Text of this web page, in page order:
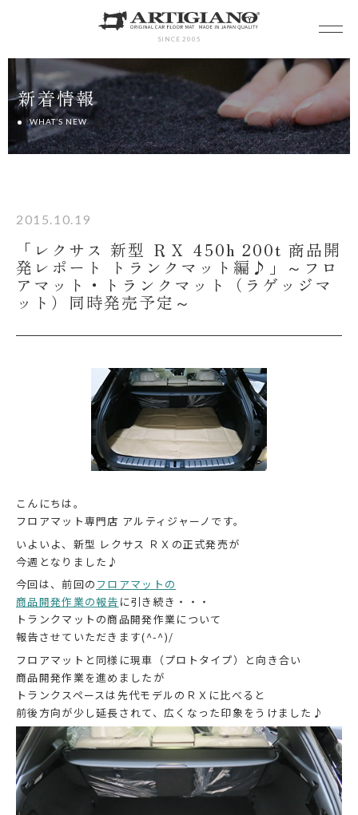
SINCE 2005
新着情報
WHAT’S NEW
2015.10.19
「レクサス 新型 ＲＸ 450h 200t 商品開
発レポート トランクマット編♪」～フロ
アマット・トランクマット（ラゲッジマ
ット）同時発売予定～
こんにちは。
フロアマット専門店 アルティジャーノです。
いよいよ、新型 レクサス ＲＸの正式発売が
今週となりました♪
今回は、前回の フロアマットの
商品開発作業の報告 に引き続き・・・
トランクマットの商品開発作業について
報告させていただきます(^-^)/
フロアマットと同様に現車（プロトタイプ）と向き合い
商品開発作業を進めましたが
トランクスペースは先代モデルのＲＸに比べると
前後方向が少し延長されて、広くなった印象をうけました♪